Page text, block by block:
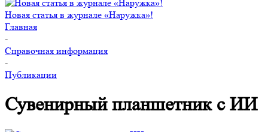
Новая статья в журнале «Наружка»!
Главная
-
Справочная информация
-
Публикации
Сувенирный планшетник с ИИ